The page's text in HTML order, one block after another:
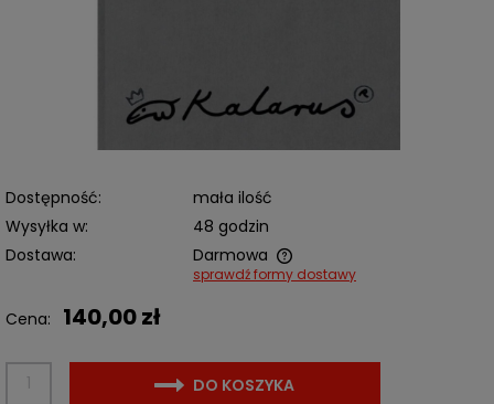
Dostępność:
mała ilość
Wysyłka w:
48 godzin
Dostawa:
Darmowa
Cena nie zawiera ewentualnych kosztów płatności
sprawdź formy dostawy
Cena: 140,00 zł
DO KOSZYKA